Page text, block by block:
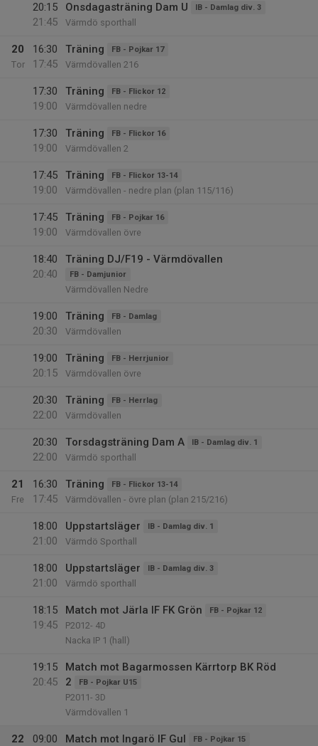
20:15
21:45
Onsdagasträning Dam U IB - Damlag div. 3
Värmdö sporthall
20
Tor
16:30
17:45
Träning FB - Pojkar 17
Värmdövallen 216
17:30
19:00
Träning FB - Flickor 12
Värmdövallen nedre
17:30
19:00
Träning FB - Flickor 16
Värmdövallen 2
17:45
19:00
Träning FB - Flickor 13-14
Värmdövallen - nedre plan (plan 115/116)
17:45
19:00
Träning FB - Pojkar 16
Värmdövallen övre
18:40
20:40
Träning DJ/F19 - Värmdövallen
FB - Damjunior
Värmdövallen Nedre
19:00
20:30
Träning FB - Damlag
Värmdövallen
19:00
20:15
Träning FB - Herrjunior
Värmdövallen övre
20:30
22:00
Träning FB - Herrlag
Värmdövallen
20:30
22:00
Torsdagsträning Dam A IB - Damlag div. 1
Värmdö sporthall
21
Fre
16:30
17:45
Träning FB - Flickor 13-14
Värmdövallen - övre plan (plan 215/216)
18:00
21:00
Uppstartsläger IB - Damlag div. 1
Värmdö Sporthall
18:00
21:00
Uppstartsläger IB - Damlag div. 3
Värmdö sporthall
18:15
19:45
Match mot Järla IF FK Grön FB - Pojkar 12
P2012- 4D
Nacka IP 1 (hall)
19:15
20:45
Match mot Bagarmossen Kärrtorp BK Röd
2
FB - Pojkar U15
P2011- 3D
Värmdövallen 1
22
09:00
Match mot Ingarö IF Gul FB - Pojkar 15